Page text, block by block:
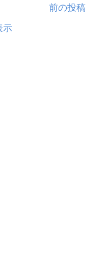
前の投稿
示